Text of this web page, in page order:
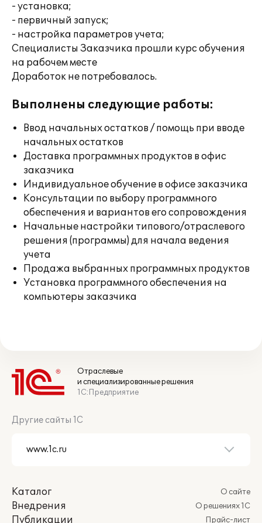
- установка;
- первичный запуск;
- настройка параметров учета;
Специалисты Заказчика прошли курс обучения
на рабочем месте
Доработок не потребовалось.
Выполнены следующие работы:
Ввод начальных остатков / помощь при вводе
начальных остатков
Доставка программных продуктов в офис
заказчика
Индивидуальное обучение в офисе заказчика
Консультации по выбору программного
обеспечения и вариантов его сопровождения
Начальные настройки типового/отраслевого
решения (программы) для начала ведения
учета
Продажа выбранных программных продуктов
Установка программного обеспечения на
компьютеры заказчика
Отраслевые
и специализированные решения
1С:Предприятие
Другие сайты 1С
Каталог
Внедрения
Публикации
О сайте
О решениях 1С
Прайс-лист